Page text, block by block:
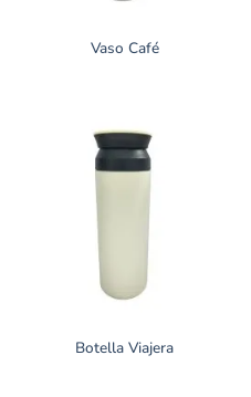
Vaso Café
Botella Viajera